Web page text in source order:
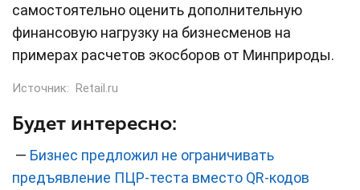
самостоятельно оценить дополнительную
финансовую нагрузку на бизнесменов на
примерах расчетов экосборов от Минприроды.
Источник: Retail.ru
Будет интересно:
— Бизнес предложил не ограничивать
предъявление ПЦР-теста вместо QR-кодов